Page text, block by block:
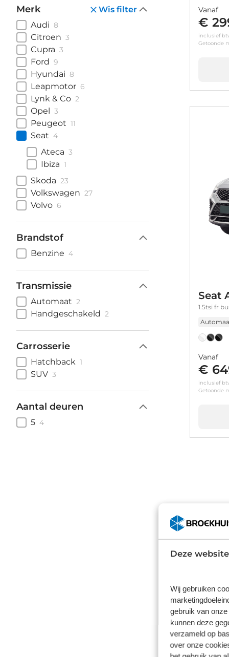
Deze
Wij gebruiken
gebruik van
kunnen deze
verzameld op
over onze
Merk
Wis filter
Audi 8
Citroen 3
Cupra 3
Ford 9
Hyundai 8
Leapmotor 6
Lynk & Co 2
Opel 3
Peugeot 11
Seat 4
Ateca 3
Ibiza 1
Skoda 23
Volkswagen 27
Volvo 6
Brandstof
Benzine 4
Transmissie
Automaat 2
Handgeschakeld 2
Carrosserie
Hatchback 1
SUV 3
Aantal deuren
5 4
Vanaf
€
inclusief
Getoonde
Seat
1.5tsi fr
Vanaf
€
inclusief
Getoonde
De eerste
Duitse
Een
Een
Geen